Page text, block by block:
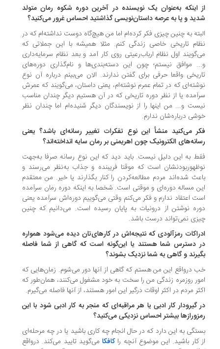
اینکه به‌عنوان یک نویسنده در آخرین دوره‌ شکوه رمان متولد
و پا به عرصه‌ داستان‌نویسی گذاشتید احساس غرور می‌کنید؟
به چنین چیزی فکر کرده‌ام اما من هیچ‌گاه دوست نداشته‌ام که در
تاریخی خاصی زندگی کنم. مثلا همیشه با این جملاتی که
اول نظام ارباب‌رعیتی روی کار آمد و بعد نظام سرمایه‌داری
موافق نیستم؛ چون این دسته‌بندی‌ها و نام‌گذاری دوره‌های
واقعا حرفی برای گفتن ندارند. الان می‌بینم درباره‌ آن نوع
که در تمام عمرم نوشته‌ام، یعنی داستان، می‌گویند که عمرش
یا از نظر دوره‌ تاریخی که در آن هستیم دیگر چندان مناسب
و... من اینها را از نویسندگان دیگر شنیده‌ام اما چندان نظر
درباره‌شان ندارم.
فکر می‌کنید منشأ این نوع تفکرات تغییر رسانه‎‌ای باشد؟ یعنی
الکترونیک چون اهریمنی بر رمان سایه انداخته‌اند؟
به این دلیل نیست. باید دید که این نوع رسانه صرفا به‌جهت
است که موقتا فریبنده و جذاب به‌نظر می‌رسند و
شده‌اند مردم مطالعه‌کردن را کنار بگذارند یا خیر. من معتقدم
مساله دوره‌ای و موقتی است. شخصا به اینکه دوره‌ رمان سرآمده
اعتقاد ندارم و فکر می‌کنم وقتی می‌گوییم دوره‌اش سرآمده یعنی
نوشتن از درونیات به پایان رسیده است. می‌دانیم که چنین
نمی‌تواند درست باشد.
رمزآلودی که نتیجه‌اش در کارهای‌تان دیده می‌شود همواره
دسترس شما هستند یا این‌گونه است که گاهی از شما فاصله
و گاهی به شما نزدیک بشوند؟
درواقع این من هستم که گاهی از آنها دور می‌شوم. زمان‌هایی که
روزمره‌ زندگی من را سخت به خود مشغول می‌کنند، همان‌طور که
مردم در اکثر اوقات درگیر این امور هستند، از آنها فاصله می‌گیرم.
گیرودار کار ادبی یا هر مراقبه‌ای که منجر به کار ادبی شود با این
بیشتر احساس نزدیکی می‌کنید؟
به این دارد که در حال انجام چه کاری باشید یا در چه مرحله‌ای
کار باشید. این موضوع آنچه راکافکا می‌گوید تایید می‌کند. درواقع